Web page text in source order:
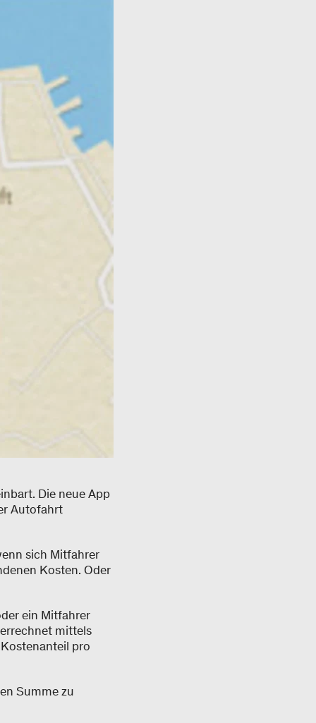
Die neue App
Autofahrt
sich Mitfahrer
Kosten. Oder
ein Mitfahrer
mittels
pro
Summe zu